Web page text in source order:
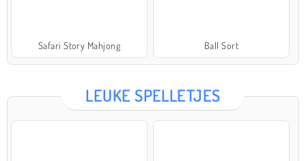
Safari Story Mahjong Ball Sort
LEUKE SPELLETJES